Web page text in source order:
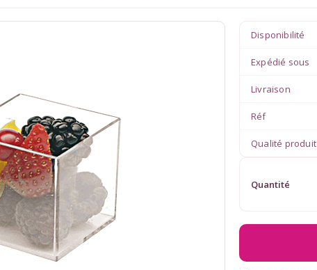
Disponibilité
Expédié sous
Livraison
Réf
Qualité produit
Quantité